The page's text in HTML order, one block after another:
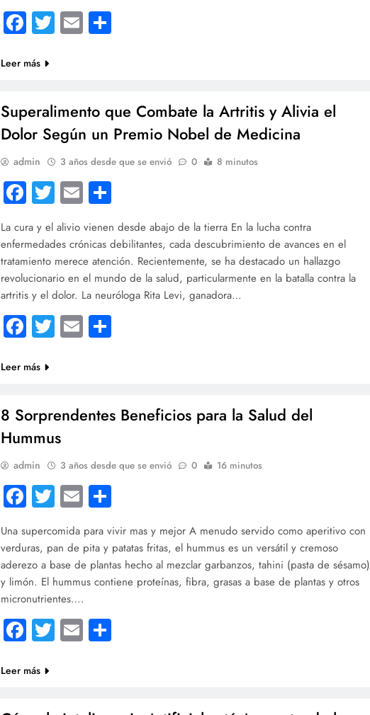
Facebook
Twitter
Email
Leer más
Superalimento que Combate la Artritis y Alivia el
Dolor Según un Premio Nobel de Medicina
admin 3 años desde que se envió 0 8 minutos
Facebook
Twitter
Email
La cura y el alivio vienen desde abajo de la tierra En la lucha contra
enfermedades crónicas debilitantes, cada descubrimiento de avances en el
tratamiento merece atención. Recientemente, se ha destacado un hallazgo
revolucionario en el mundo de la salud, particularmente en la batalla contra la
artritis y el dolor. La neuróloga Rita Levi, ganadora…
Facebook
Twitter
Email
Leer más
8 Sorprendentes Beneficios para la Salud del
Hummus
admin 3 años desde que se envió 0 16 minutos
Facebook
Twitter
Email
Una supercomida para vivir mas y mejor A menudo servido como aperitivo con
verduras, pan de pita y patatas fritas, el hummus es un versátil y cremoso
aderezo a base de plantas hecho al mezclar garbanzos, tahini (pasta de sésamo)
y limón. El hummus contiene proteínas, fibra, grasas a base de plantas y otros
micronutrientes….
Facebook
Twitter
Email
Leer más